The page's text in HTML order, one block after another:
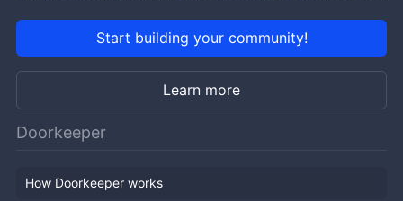
Start building your community!
Learn more
Doorkeeper
How Doorkeeper works